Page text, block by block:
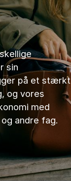
sin
på et stærkt
og vores
med
andre fag.